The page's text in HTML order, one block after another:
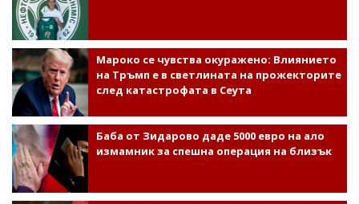
Мароко се чувства окуражено: Влиянието
на Тръмп е в светлината на прожекторите
след катастрофата в Сеута
Баба от Зидарово даде 5000 евро на ало
измамник за спешна операция на близък